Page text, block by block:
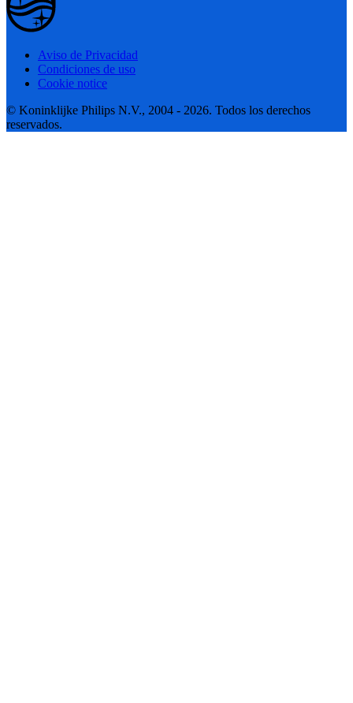
Aviso de Privacidad
Condiciones de uso
Cookie notice
© Koninklijke Philips N.V., 2004 - 2026. Todos los derechos
reservados.